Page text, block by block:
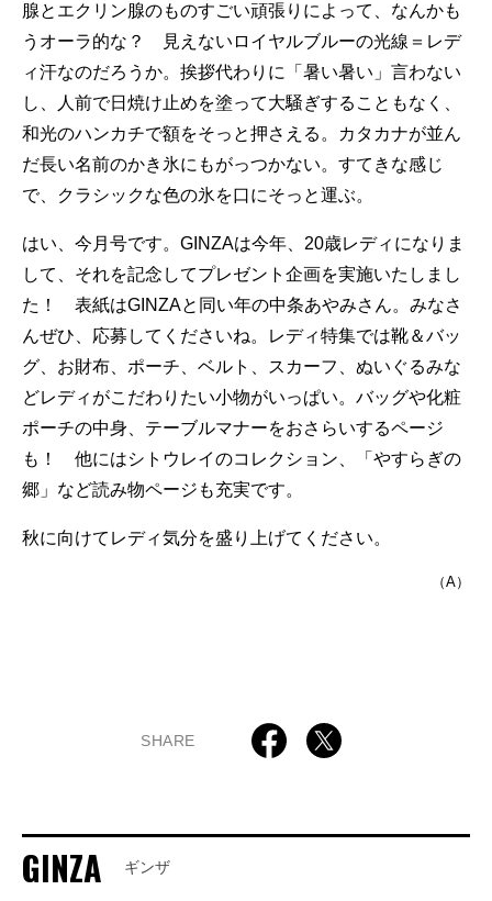
腺とエクリン腺のものすごい頑張りによって、なんかも
うオーラ的な？ 見えないロイヤルブルーの光線＝レデ
ィ汗なのだろうか。挨拶代わりに「暑い暑い」言わない
し、人前で日焼け止めを塗って大騒ぎすることもなく、
和光のハンカチで額をそっと押さえる。カタカナが並ん
だ長い名前のかき氷にもがっつかない。すてきな感じ
で、クラシックな色の氷を口にそっと運ぶ。
はい、今月号です。GINZAは今年、20歳レディになりま
して、それを記念してプレゼント企画を実施いたしまし
た！ 表紙はGINZAと同い年の中条あやみさん。みなさ
んぜひ、応募してくださいね。レディ特集では靴＆バッ
グ、お財布、ポーチ、ベルト、スカーフ、ぬいぐるみな
どレディがこだわりたい小物がいっぱい。バッグや化粧
ポーチの中身、テーブルマナーをおさらいするページ
も！ 他にはシトウレイのコレクション、「やすらぎの
郷」など読み物ページも充実です。
秋に向けてレディ気分を盛り上げてください。
（A）
SHARE
GINZA ギンザ